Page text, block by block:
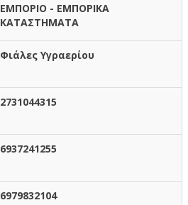
ΕΜΠΟΡΙΟ - ΕΜΠΟΡΙΚΑ
ΚΑΤΑΣΤΗΜΑΤΑ
Φιάλες Υγραερίου
2731044315
6937241255
6979832104